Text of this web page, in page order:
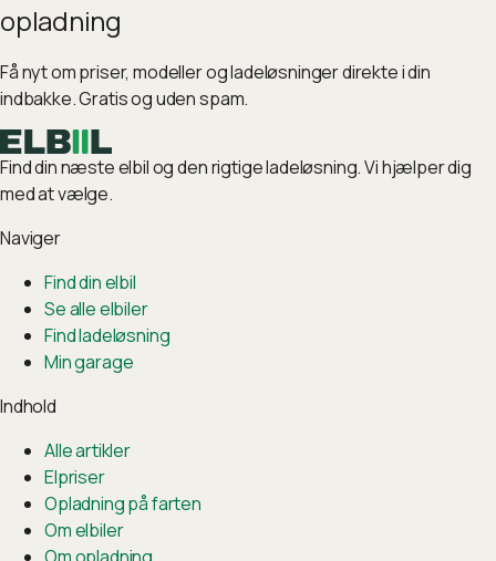
opladning
Få nyt om priser, modeller og ladeløsninger direkte i din
indbakke. Gratis og uden spam.
Find din næste elbil og den rigtige ladeløsning. Vi hjælper dig
med at vælge.
Naviger
Find din elbil
Se alle elbiler
Find ladeløsning
Min garage
Indhold
Alle artikler
Elpriser
Opladning på farten
Om elbiler